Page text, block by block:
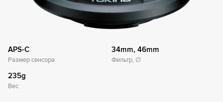
APS-C
Размер сенсора
34mm, 46mm
Фильтр, ∅
235g
Вес